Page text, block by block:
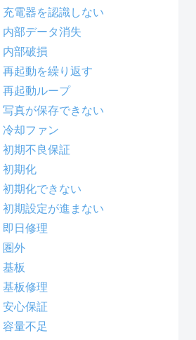
充電器を認識しない
内部データ消失
内部破損
再起動を繰り返す
再起動ループ
写真が保存できない
冷却ファン
初期不良保証
初期化
初期化できない
初期設定が進まない
即日修理
圏外
基板
基板修理
安心保証
容量不足